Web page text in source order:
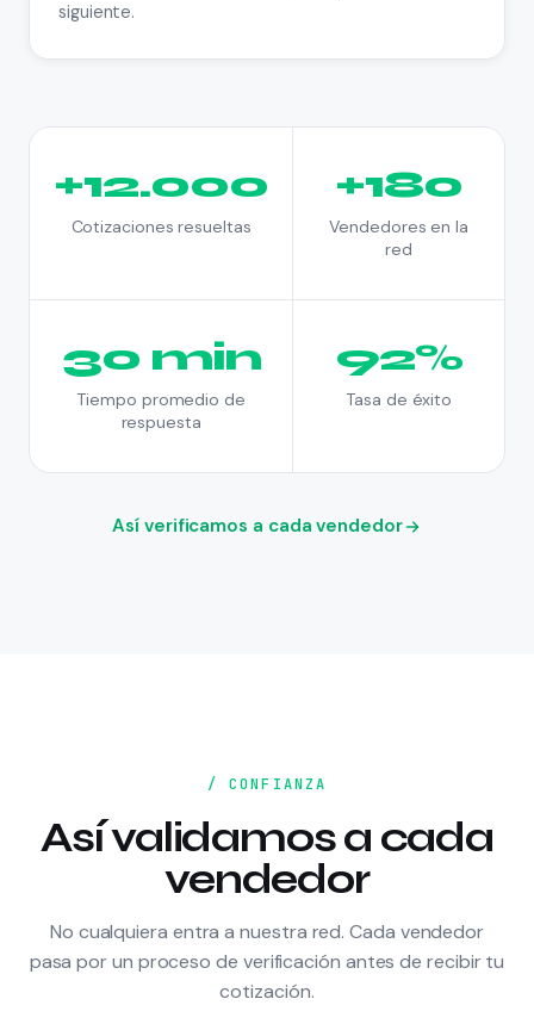
siguiente.
+12.000
Cotizaciones resueltas
+180
Vendedores en la
red
30 min
Tiempo promedio de
respuesta
92%
Tasa de éxito
Así verificamos a cada vendedor
/ CONFIANZA
Así validamos a cada
vendedor
No cualquiera entra a nuestra red. Cada vendedor
pasa por un proceso de verificación antes de recibir tu
cotización.